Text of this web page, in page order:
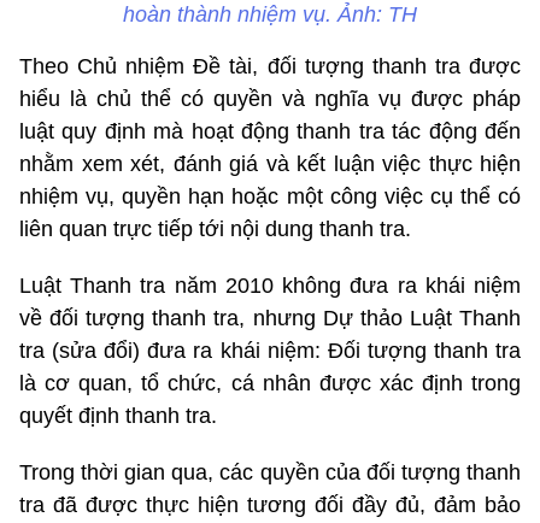
hoàn thành nhiệm vụ. Ảnh: TH
Theo Chủ nhiệm Đề tài, đối tượng thanh tra được
hiểu là chủ thể có quyền và nghĩa vụ được pháp
luật quy định mà hoạt động thanh tra tác động đến
nhằm xem xét, đánh giá và kết luận việc thực hiện
nhiệm vụ, quyền hạn hoặc một công việc cụ thể có
liên quan trực tiếp tới nội dung thanh tra.
Luật Thanh tra năm 2010 không đưa ra khái niệm
về đối tượng thanh tra, nhưng Dự thảo Luật Thanh
tra (sửa đổi) đưa ra khái niệm: Đối tượng thanh tra
là cơ quan, tổ chức, cá nhân được xác định trong
quyết định thanh tra.
Trong thời gian qua, các quyền của đối tượng thanh
tra đã được thực hiện tương đối đầy đủ, đảm bảo